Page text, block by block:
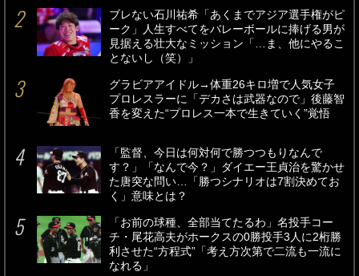
ブレない石川祐希「あくまでアジア選手権がピ
ーク」人生すべてをバレーボールに捧げる男が
見据える壮大なミッション「…ま、他にやるこ
とないし（笑）」
グラビアアイドル→体重26キロ増で人気女子
プロレスラーに「デカさは武器なので」後藤智
香を変えた“プロレス一本で生きていく”覚悟
「監督、今日は何対何で勝つつもりなんで
す？」「なんで今？」ダイエー王貞治を驚かせ
た唐突な問い…「勝つシナリオは7割決めてお
く」意味とは？
「お前の球種、全部当てたるわ」名投手コー
チ・尾花高夫がホークスの0勝投手3人に2桁勝
利させた“方程式”「考え方次第で二流も一流に
なれる」